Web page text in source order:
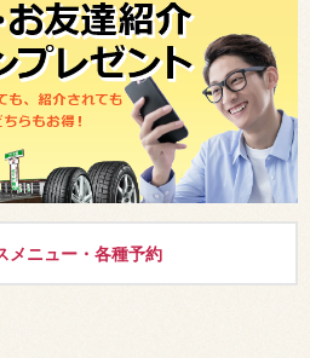
メニュー・各種予約